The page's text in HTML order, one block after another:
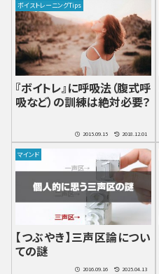
ボイストレーニングTips
『ボイトレ』に呼吸法（腹式呼
吸など）の訓練は絶対必要？
2015.09.15 2018.12.01
マインド
【つぶやき】三声区論につい
ての謎
2016.09.16 2025.04.13